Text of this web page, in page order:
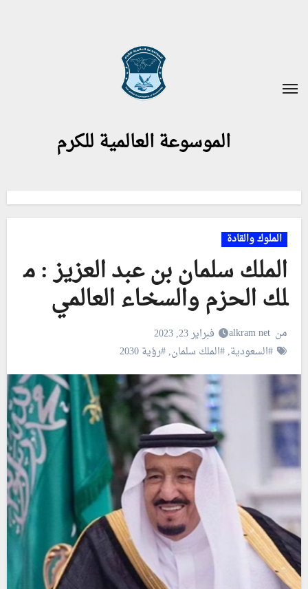
الموسوعة العالمية للكرم
الملوك والقادة
الملك سلمان بن عبد العزيز : م
لك الحزم والسخاء العالمي
من alkram net
فبراير 23, 2023
#السعودية,#الملك سلمان,#رؤية 2030